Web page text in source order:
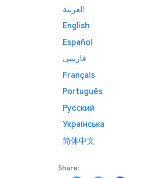
العربية
English
Español
فارسی
Français
Português
Русский
Українська
简体中文
Share: